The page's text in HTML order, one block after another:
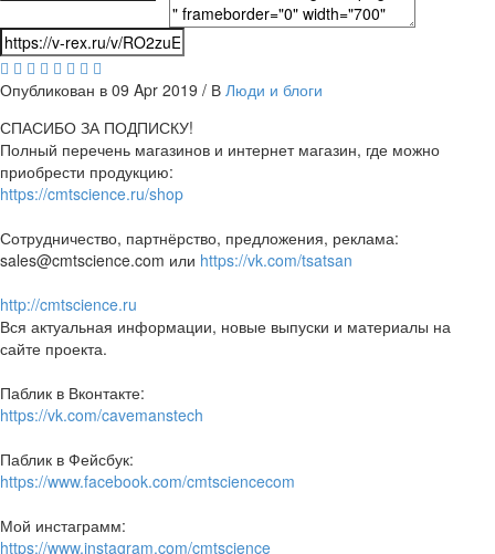
Опубликован в 09 Apr 2019 / В Люди и блоги
СПАСИБО ЗА ПОДПИСКУ!
Полный перечень магазинов и интернет магазин, где можно
приобрести продукцию:
https://cmtscience.ru/shop
Сотрудничество, партнёрство, предложения, реклама:
sales@cmtscience.com или https://vk.com/tsatsan
http://cmtscience.ru
Вся актуальная информации, новые выпуски и материалы на
сайте проекта.
Паблик в Вконтакте:
https://vk.com/cavemanstech
Паблик в Фейсбук:
https://www.facebook.com/cmtsciencecom
Мой инстаграмм:
https://www.instagram.com/cmtscience